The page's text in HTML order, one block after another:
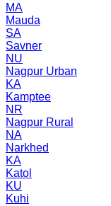
MA
Mauda
SA
Savner
NU
Nagpur Urban
KA
Kamptee
NR
Nagpur Rural
NA
Narkhed
KA
Katol
KU
Kuhi